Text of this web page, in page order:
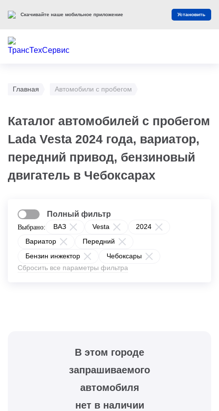
Главная Автомобили с пробегом
Каталог автомобилей с пробегом
Lada Vesta 2024 года, вариатор,
передний привод, бензиновый
двигатель в Чебоксарах
Выбрано: ВАЗ Vesta
2024
Вариатор
Передний
Бензин инжектор
Чебоксары
Сбросить все параметры фильтра
Полный фильтр
В этом городе
запрашиваемого
автомобиля
нет в наличии
Скачивайте наше мобильное приложение Установить